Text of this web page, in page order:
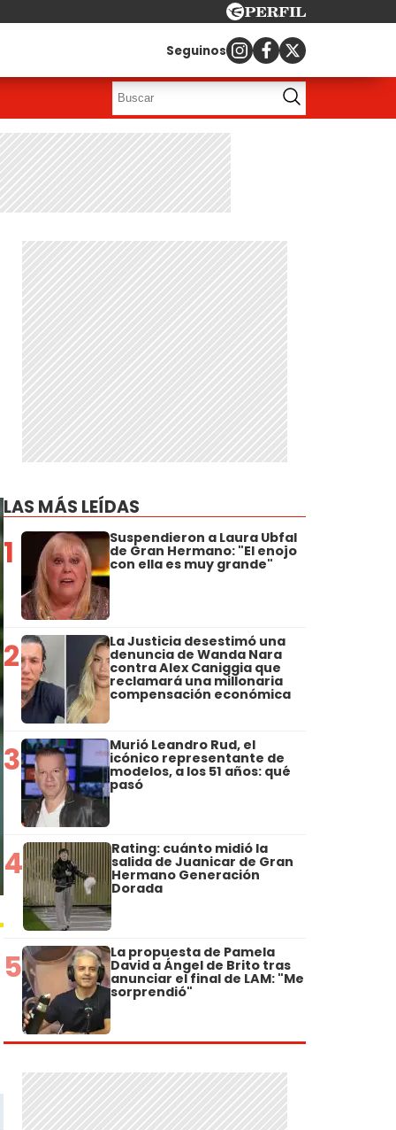
Seguinos
LAS MÁS LEÍDAS
1 Suspendieron a Laura Ubfal
de Gran Hermano: "El enojo
con ella es muy grande"
2 La Justicia desestimó una
denuncia de Wanda Nara
contra Alex Caniggia que
reclamará una millonaria
compensación económica
3 Murió Leandro Rud, el
icónico representante de
modelos, a los 51 años: qué
pasó
4 Rating: cuánto midió la
salida de Juanicar de Gran
Hermano Generación
Dorada
5 La propuesta de Pamela
David a Ángel de Brito tras
anunciar el final de LAM: "Me
sorprendió"